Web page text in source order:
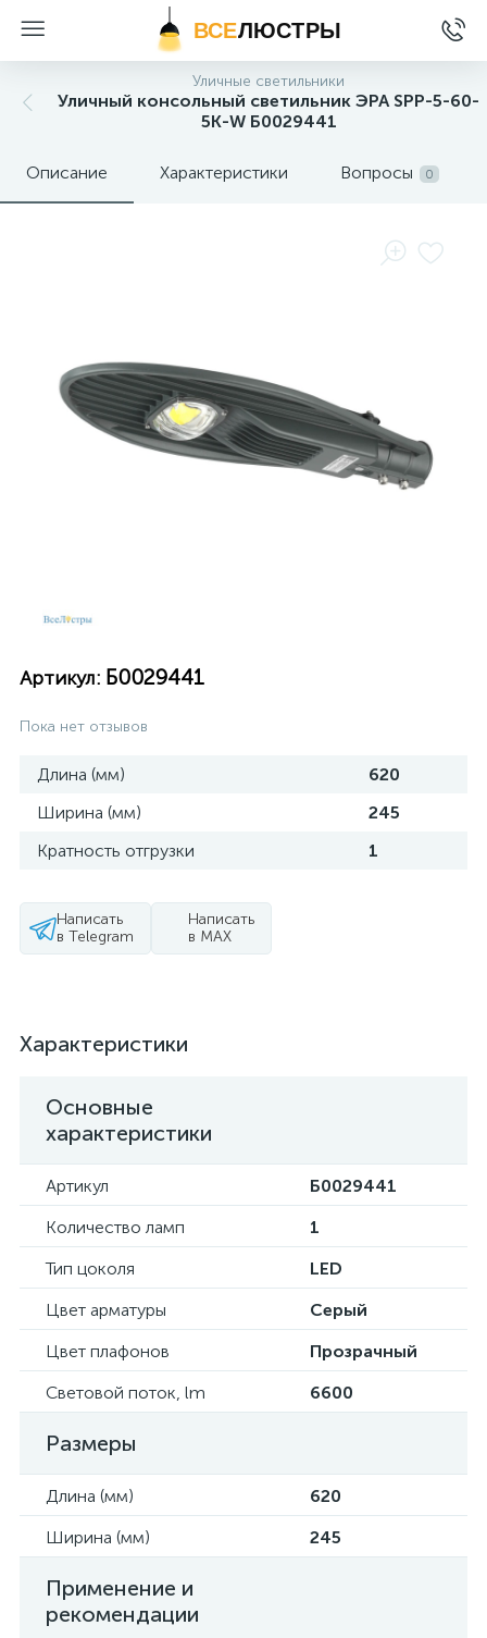
ВСЕЛЮСТРЫ
Уличные светильники
Уличный консольный светильник ЭРА SPP-5-60-
5K-W Б0029441
Описание Характеристики Вопросы 0
Артикул: Б0029441
Пока нет отзывов
Длина (мм)
620
Ширина (мм)
245
Кратность отгрузки
1
Написать
в Telegram
Написать
в MAX
Характеристики
Основные
характеристики
Артикул
Б0029441
Количество ламп
1
Тип цоколя
LED
Цвет арматуры
Серый
Цвет плафонов
Прозрачный
Световой поток, lm
6600
Размеры
Длина (мм)
620
Ширина (мм)
245
Применение и
рекомендации